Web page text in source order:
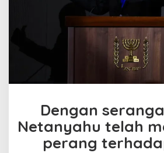
Dengan
Netanyahu telah
perang